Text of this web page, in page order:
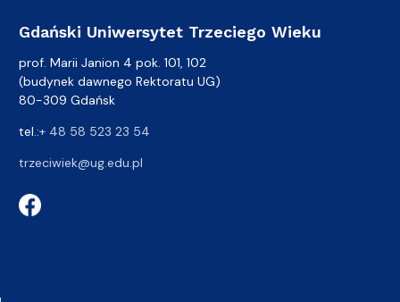
Gdański Uniwersytet Trzeciego Wieku
prof. Marii Janion 4 pok. 101, 102
(budynek dawnego Rektoratu UG)
80-309 Gdańsk
tel.:+ 48 58 523 23 54
trzeciwiek@ug.edu.pl